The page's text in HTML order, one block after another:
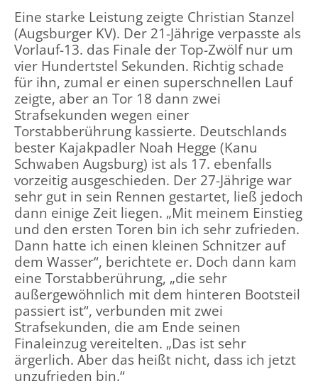
Eine starke Leistung zeigte Christian Stanzel
(Augsburger KV). Der 21-Jährige verpasste als
Vorlauf-13. das Finale der Top-Zwölf nur um
vier Hundertstel Sekunden. Richtig schade
für ihn, zumal er einen superschnellen Lauf
zeigte, aber an Tor 18 dann zwei
Strafsekunden wegen einer
Torstabberührung kassierte. Deutschlands
bester Kajakpadler Noah Hegge (Kanu
Schwaben Augsburg) ist als 17. ebenfalls
vorzeitig ausgeschieden. Der 27-Jährige war
sehr gut in sein Rennen gestartet, ließ jedoch
dann einige Zeit liegen. „Mit meinem Einstieg
und den ersten Toren bin ich sehr zufrieden.
Dann hatte ich einen kleinen Schnitzer auf
dem Wasser“, berichtete er. Doch dann kam
eine Torstabberührung, „die sehr
außergewöhnlich mit dem hinteren Bootsteil
passiert ist“, verbunden mit zwei
Strafsekunden, die am Ende seinen
Finaleinzug vereitelten. „Das ist sehr
ärgerlich. Aber das heißt nicht, dass ich jetzt
unzufrieden bin.“